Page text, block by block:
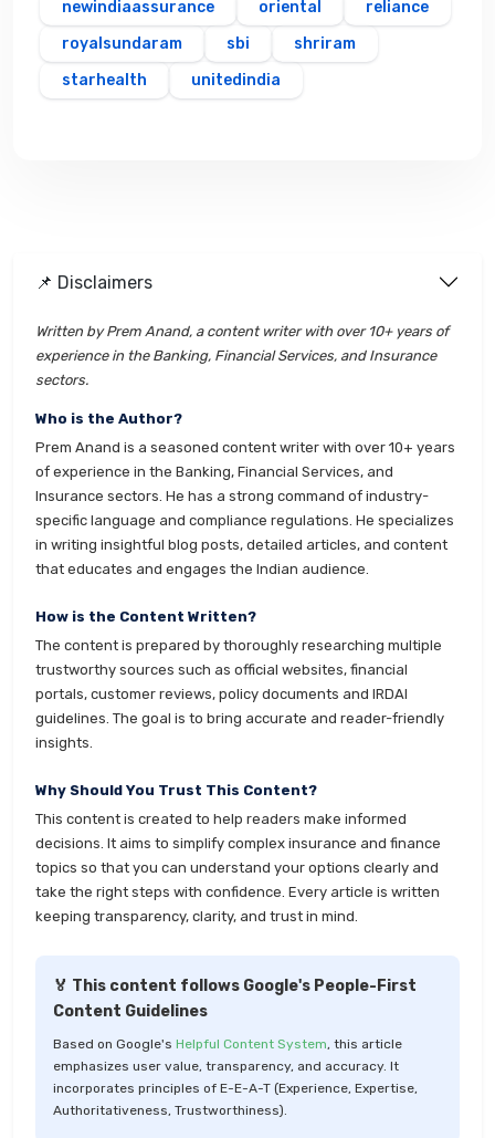
newindiaassurance oriental
reliance
royalsundaram
sbi
shriram
starhealth
unitedindia
📌 Disclaimers
Written by Prem Anand, a content writer with over 10+ years of
experience in the Banking, Financial Services, and Insurance
sectors.
Who is the Author?
Prem Anand is a seasoned content writer with over 10+ years
of experience in the Banking, Financial Services, and
Insurance sectors. He has a strong command of industry-
specific language and compliance regulations. He specializes
in writing insightful blog posts, detailed articles, and content
that educates and engages the Indian audience.
How is the Content Written?
The content is prepared by thoroughly researching multiple
trustworthy sources such as official websites, financial
portals, customer reviews, policy documents and IRDAI
guidelines. The goal is to bring accurate and reader-friendly
insights.
Why Should You Trust This Content?
This content is created to help readers make informed
decisions. It aims to simplify complex insurance and finance
topics so that you can understand your options clearly and
take the right steps with confidence. Every article is written
keeping transparency, clarity, and trust in mind.
🏅 This content follows Google's People-First
Content Guidelines
Based on Google's Helpful Content System, this article
emphasizes user value, transparency, and accuracy. It
incorporates principles of E-E-A-T (Experience, Expertise,
Authoritativeness, Trustworthiness).